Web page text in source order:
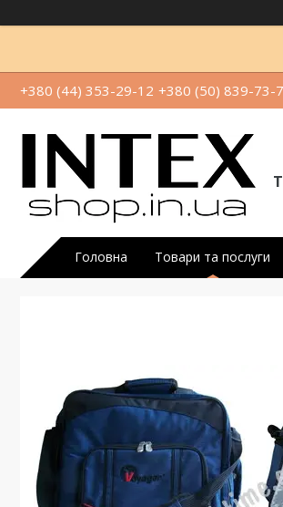
+380 (44) 353-29-12 +380 (50) 839-73-
Головна Товари та послуги